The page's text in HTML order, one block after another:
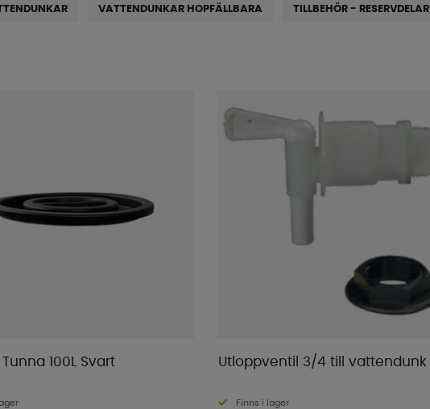
VATTENDUNKAR HOPFÄLLBARA TILLBEHÖR - RESERVDELAR
Tunna 100L Svart Utloppventil 3/4 till vattendunk
Finns i lager